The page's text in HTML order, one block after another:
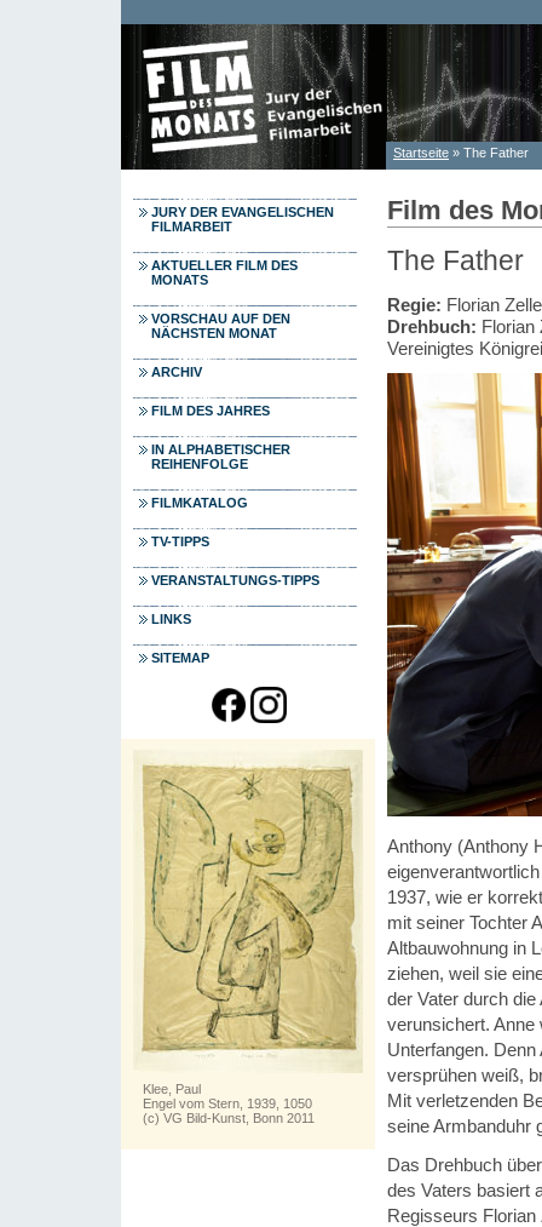
Sie sind hier
Startseite » The Father
JURY DER EVANGELISCHEN
FILMARBEIT
AKTUELLER FILM DES
MONATS
VORSCHAU AUF DEN
NÄCHSTEN MONAT
ARCHIV
FILM DES JAHRES
IN ALPHABETISCHER
REIHENFOLGE
FILMKATALOG
TV-TIPPS
VERANSTALTUNGS-TIPPS
LINKS
SITEMAP
Klee, Paul
Engel vom Stern, 1939, 1050
(c) VG Bild-Kunst, Bonn 2011
Film des
The Father
Regie: Florian
Drehbuch: Florian
Vereinigtes
Anthony (Anthony
1937, wie er
mit seiner Tochter
Altbauwohnung in
ziehen, weil sie
der Vater durch
verunsichert. Anne
Unterfangen.
versprühen weiß,
Mit verletzenden
seine Armbanduhr
Das Drehbuch
des Vaters basiert
Regisseurs Florian